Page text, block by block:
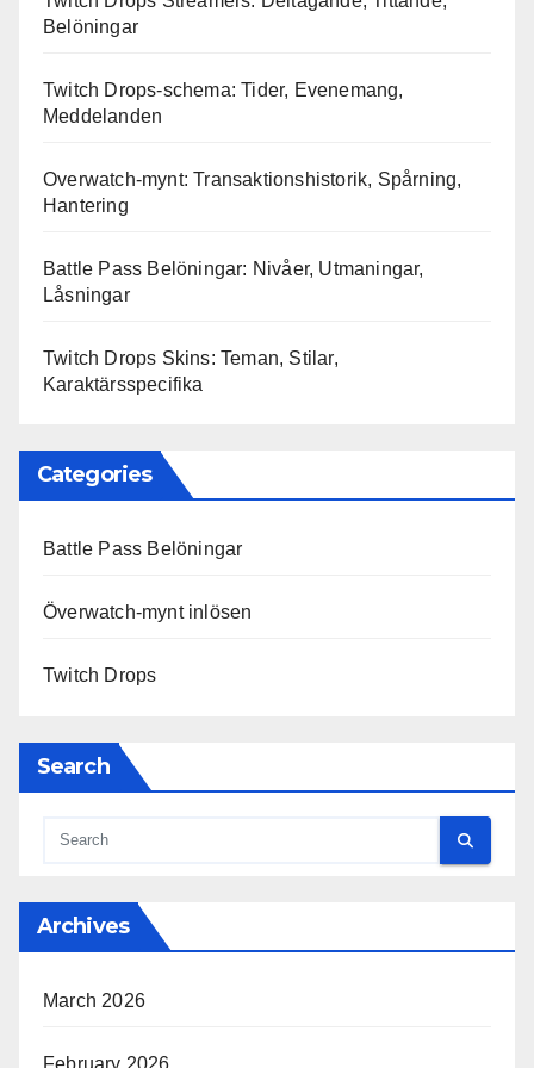
Belöningar
Twitch Drops-schema: Tider, Evenemang,
Meddelanden
Overwatch-mynt: Transaktionshistorik, Spårning,
Hantering
Battle Pass Belöningar: Nivåer, Utmaningar,
Låsningar
Twitch Drops Skins: Teman, Stilar,
Karaktärsspecifika
Categories
Battle Pass Belöningar
Överwatch-mynt inlösen
Twitch Drops
Search
Archives
March 2026